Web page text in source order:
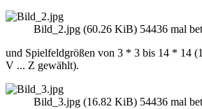
Bild_2.jpg (60.26 KiB) 54436 mal
und Spielfeldgrößen von 3 * 3 bis 14 * 14
V ... Z gewählt).
Bild_3.jpg (16.82 KiB) 54436 mal